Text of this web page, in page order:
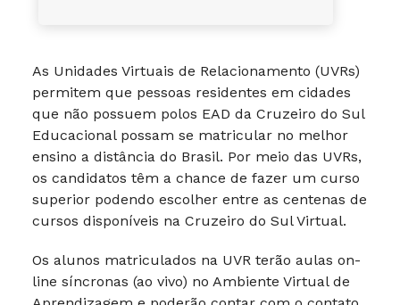
As Unidades Virtuais de Relacionamento (UVRs)
permitem que pessoas residentes em cidades
que não possuem polos EAD da Cruzeiro do Sul
Educacional possam se matricular no melhor
ensino a distância do Brasil. Por meio das UVRs,
os candidatos têm a chance de fazer um curso
superior podendo escolher entre as centenas de
cursos disponíveis na Cruzeiro do Sul Virtual.
Os alunos matriculados na UVR terão aulas on-
line síncronas (ao vivo) no Ambiente Virtual de